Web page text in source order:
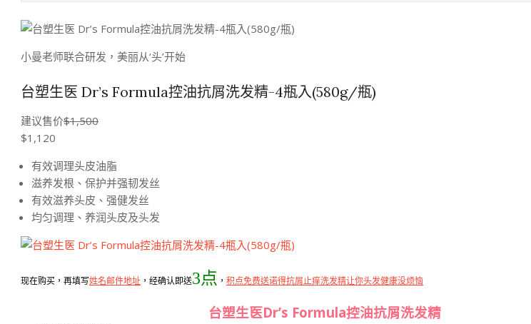
小曼老师联合研发，美丽从‘头’开始
台塑生医 Dr’s Formula控油抗屑洗发精-4瓶入(580g/瓶)
建议售价$1,500
$1,120
有效调理头皮油脂
滋养发根、保护并强韧发丝
有效滋养头皮、强健发丝
均匀调理、养润头皮及头发
现在购买，再填写姓名邮件地址 ，经确认即送3点 ， 积点免费送诺得抗屑止痒洗发精让你头发健康没烦恼
台塑生医Dr’s Formula控油抗屑洗发精